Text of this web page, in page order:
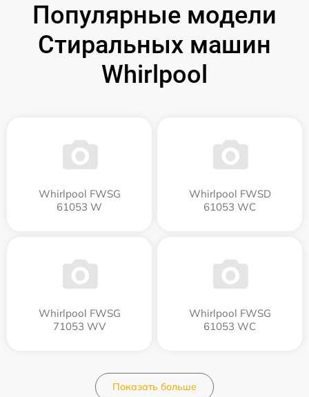
Популярные модели
Стиральных машин
Whirlpool
Whirlpool FWSG
61053 W
Whirlpool FWSD
61053 WC
Whirlpool FWSG
71053 WV
Whirlpool FWSG
61053 WC
Показать больше